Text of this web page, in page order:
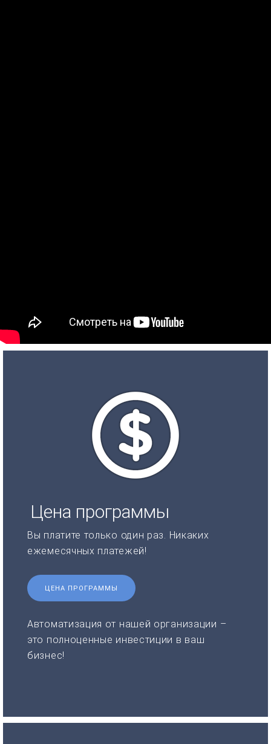
Цена программы
Вы платите только один раз. Никаких
ежемесячных платежей!
ЦЕНА ПРОГРАММЫ
Автоматизация от нашей организации –
это полноценные инвестиции в ваш
бизнес!